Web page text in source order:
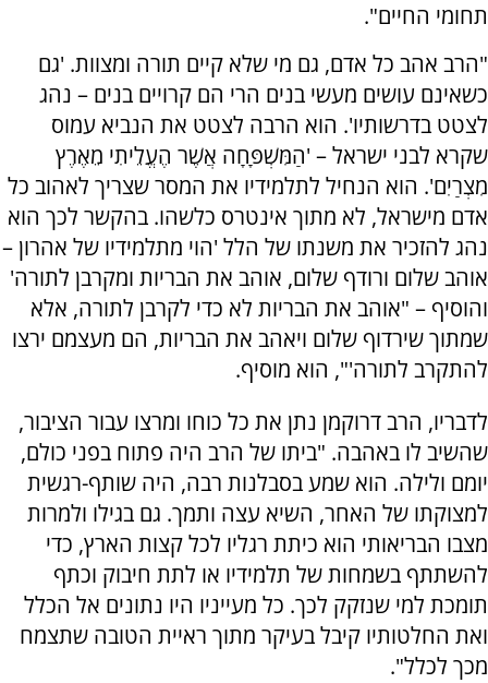
תחומי החיים".
"הרב אהב כל אדם, גם מי שלא קיים תורה ומצוות. 'גם
כשאינם עושים מעשי בנים הרי הם קרויים בנים – נהג
לצטט בדרשותיו'. הוא הרבה לצטט את הנביא עמוס
שקרא לבני ישראל – 'הַמִּשְׁפָּחָה אֲשֶׁר הֶעֱלֵיתִי מֵאֶרֶץ
מִצְרַיִם'. הוא הנחיל לתלמידיו את המסר שצריך לאהוב כל
אדם מישראל, לא מתוך אינטרס כלשהו. בהקשר לכך הוא
נהג להזכיר את משנתו של הלל 'הוי מתלמידיו של אהרון –
אוהב שלום ורודף שלום, אוהב את הבריות ומקרבן לתורה'
והוסיף – "אוהב את הבריות לא כדי לקרבן לתורה, אלא
שמתוך שירדוף שלום ויאהב את הבריות, הם מעצמם ירצו
להתקרב לתורה'", הוא מוסיף.
לדבריו, הרב דרוקמן נתן את כל כוחו ומרצו עבור הציבור,
שהשיב לו באהבה. "ביתו של הרב היה פתוח בפני כולם,
יומם ולילה. הוא שמע בסבלנות רבה, היה שותף-רגשית
למצוקתו של האחר, השיא עצה ותמך. גם בגילו ולמרות
מצבו הבריאותי הוא כיתת רגליו לכל קצות הארץ, כדי
להשתתף בשמחות של תלמידיו או לתת חיבוק וכתף
תומכת למי שנזקק לכך. כל מעייניו היו נתונים אל הכלל
ואת החלטותיו קיבל בעיקר מתוך ראיית הטובה שתצמח
מכך לכלל".